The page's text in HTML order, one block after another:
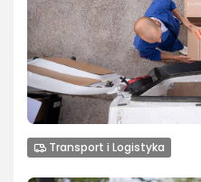
Transport i Logistyka
Co to znaczy, że